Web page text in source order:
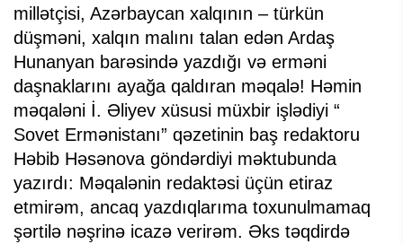
millətçisi, Azərbaycan xalqının – türkün
düşməni, xalqın malını talan edən Ardaş
Hunanyan barəsində yazdığı və erməni
daşnaklarını ayağa qaldıran məqalə! Həmin
məqaləni İ. Əliyev xüsusi müxbir işlədiyi “
Sovet Ermənistanı” qəzetinin baş redaktoru
Həbib Həsənova göndərdiyi məktubunda
yazırdı: Məqalənin redaktəsi üçün etiraz
etmirəm, ancaq yazdıqlarıma toxunulmamaq
şərtilə nəşrinə icazə verirəm. Əks təqdirdə